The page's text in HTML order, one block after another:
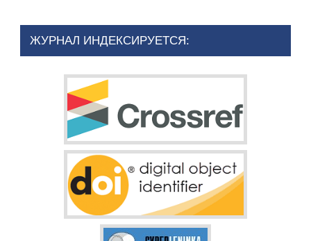
ЖУРНАЛ ИНДЕКСИРУЕТСЯ: